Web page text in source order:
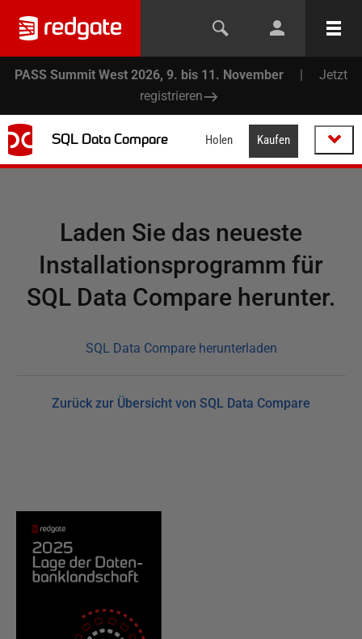
PASS Summit West 2026, 9. bis 11. November |
Jetzt
registrieren
SQL Data Compare Holen Kaufen
Laden Sie das neueste
Installationsprogramm für
SQL Data Compare herunter.
SQL Data Compare herunterladen
Zurück zur Übersicht von SQL Data Compare